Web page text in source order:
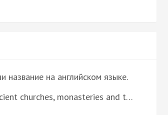
название на английском языке.
churches, monasteries and t…